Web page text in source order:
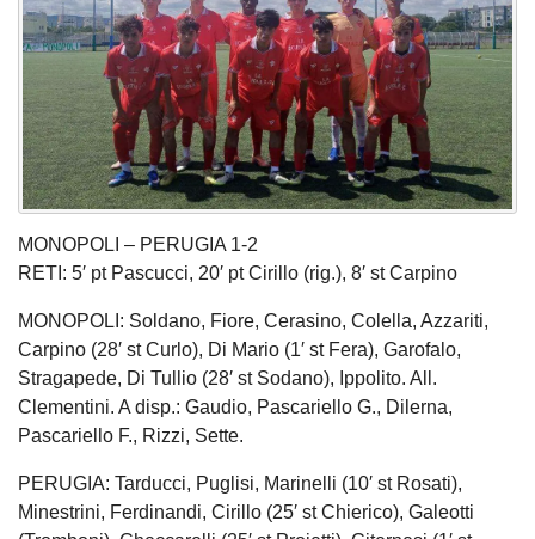
MONOPOLI – PERUGIA 1-2
RETI: 5′ pt Pascucci, 20′ pt Cirillo (rig.), 8′ st Carpino
MONOPOLI: Soldano, Fiore, Cerasino, Colella, Azzariti,
Carpino (28′ st Curlo), Di Mario (1′ st Fera), Garofalo,
Stragapede, Di Tullio (28′ st Sodano), Ippolito. All.
Clementini. A disp.: Gaudio, Pascariello G., Dilerna,
Pascariello F., Rizzi, Sette.
PERUGIA: Tarducci, Puglisi, Marinelli (10′ st Rosati),
Minestrini, Ferdinandi, Cirillo (25′ st Chierico), Galeotti